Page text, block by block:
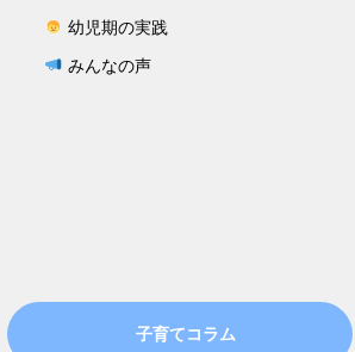
幼児期の実践
みんなの声
子育てコラム